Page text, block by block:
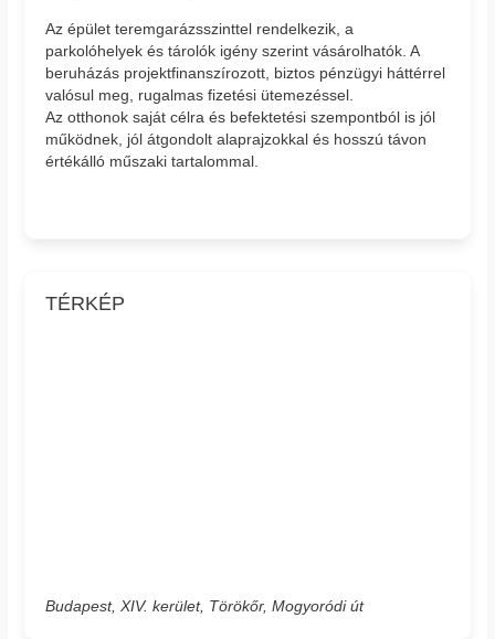
Az épület teremgarázsszinttel rendelkezik, a
parkolóhelyek és tárolók igény szerint vásárolhatók. A
beruházás projektfinanszírozott, biztos pénzügyi háttérrel
valósul meg, rugalmas fizetési ütemezéssel.
Az otthonok saját célra és befektetési szempontból is jól
működnek, jól átgondolt alaprajzokkal és hosszú távon
értékálló műszaki tartalommal.
TÉRKÉP
Budapest, XIV. kerület, Törökőr, Mogyoródi út